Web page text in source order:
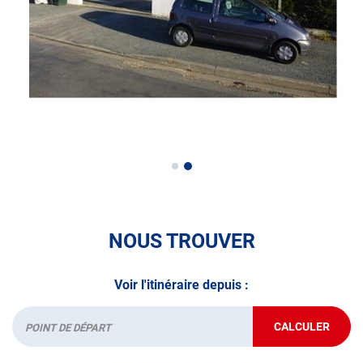
• le pré-contrôle contrôle technique ou contrôle technique
volontaire / partiel
N’attendez plus pour votre sécurité et faire vérifier votre
véhicule : Prenez RDV dans votrecentre de contrôle
technique.
*Prestation à vérifier auprès du centre
NOUS TROUVER
Voir l'itinéraire depuis :
Départ CALCULER
JUSQU'AU
POINT